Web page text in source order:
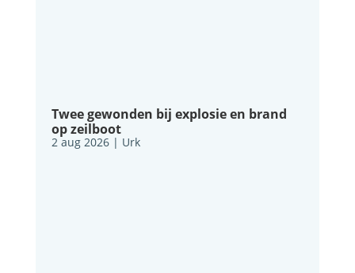
Twee gewonden bij explosie en brand
op zeilboot
2 aug 2026| Urk